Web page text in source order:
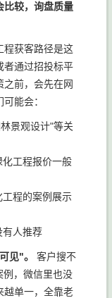
比较，询盘质量
程获客路径是这
者通过招投标平
前，会先在网
能会：
景观设计"等关
工程报价一般
程的案例展示
有人推荐
见"。
客户搜不
例，微信里也没
越单一，全靠老